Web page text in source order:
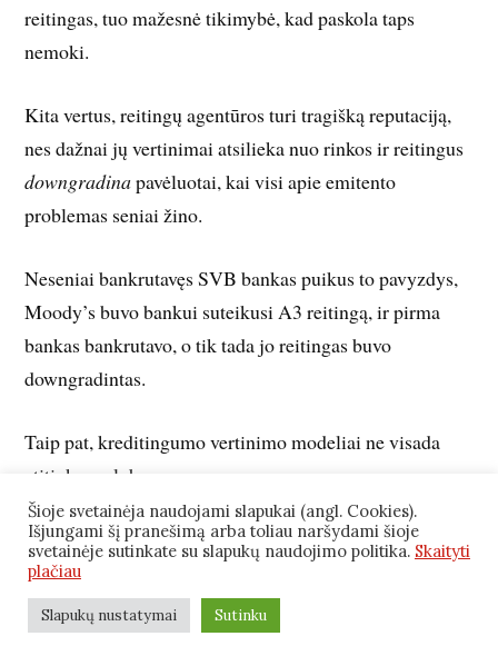
reitingas, tuo mažesnė tikimybė, kad paskola taps
nemoki.
Kita vertus, reitingų agentūros turi tragišką reputaciją,
nes dažnai jų vertinimai atsilieka nuo rinkos ir reitingus
downgradinapavėluotai, kai visi apie emitento
problemas seniai žino.
Neseniai bankrutavęs SVB bankas puikus to pavyzdys,
Moody’s buvo bankui suteikusi A3 reitingą, ir pirma
bankas bankrutavo, o tik tada jo reitingas buvo
downgradintas.
Taip pat, kreditingumo vertinimo modeliai ne visada
atitinka realybę.
Reitingų agentūros ženkliai prisidėjo prie 2008-2009 m.
finansų krizės, nes suteikė AAA reitingus
backed securities(MBS) ircollateralized debt
obligations(CDO) obligacijoms.
Šioje svetainėja naudojami slapukai (angl. Cookies).
Išjungami šį pranešimą arba toliau naršydami šioje
svetainėje sutinkate su slapukų naudojimo politika. Skaityti
plačiau
Slapukų nustatymai Sutinku